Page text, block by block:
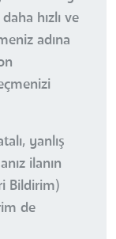
hızlı ve
adına
yanlış
ilanın
Bildirim)
de